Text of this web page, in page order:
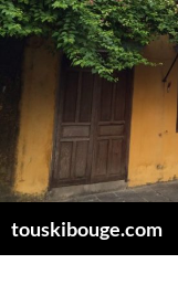
Aller
au
touskibouge.com